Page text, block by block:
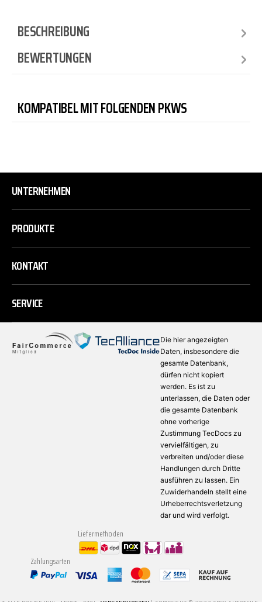
BESCHREIBUNG
BEWERTUNGEN
KOMPATIBEL MIT FOLGENDEN PKWS
UNTERNEHMEN
PRODUKTE
KONTAKT
SERVICE
Die hier angezeigten
Daten, insbesondere die
gesamte Datenbank,
dürfen nicht kopiert
werden. Es ist zu
unterlassen, die Daten oder
die gesamte Datenbank
ohne vorherige
Zustimmung TecDocs zu
vervielfältigen, zu
verbreiten und/oder diese
Handlungen durch Dritte
ausführen zu lassen. Ein
Zuwiderhandeln stellt eine
Urheberrechtsverletzung
dar und wird verfolgt.
Liefermethoden
Zahlungsarten